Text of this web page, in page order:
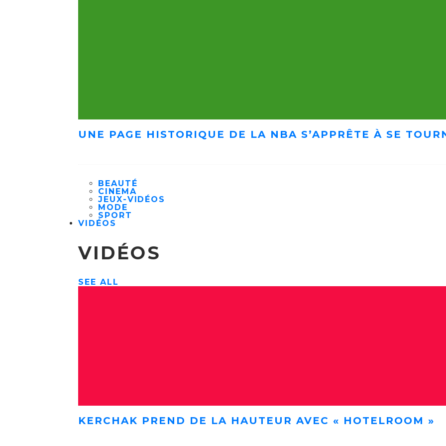
UNE PAGE HISTORIQUE DE LA NBA S’APPRÊTE À SE
BEAUTÉ
CINEMA
JEUX-VIDÉOS
MODE
SPORT
VIDÉOS
VIDÉOS
SEE ALL
KERCHAK PREND DE LA HAUTEUR AVEC « HOTELROOM »